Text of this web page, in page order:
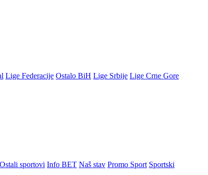
Lige Federacije Ostalo BiH Lige Srbije Lige Crne Gore
Ostali sportovi Info BET Naš stav Promo Sport Sportski